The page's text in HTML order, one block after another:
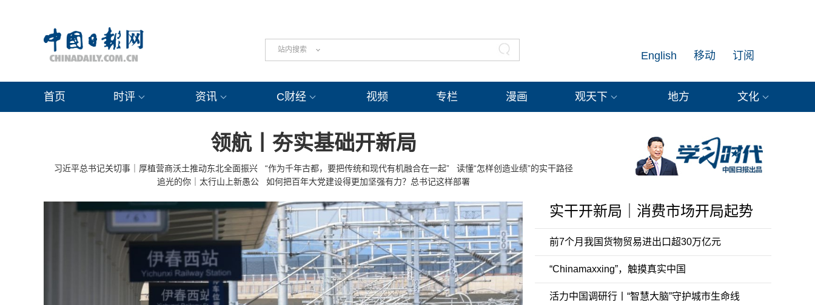
站内搜索 订阅
移动
English
首页 时评 资讯 C财经 视频 专栏 漫画 观天下 地方 文化
领航丨夯实基础开新局
习近平总书记关切事｜厚植营商沃土推动东北全面振兴 “作为千年古都，要把传统和现代有机融合在一起”
读懂“怎样创造业绩”的实干路径
追光的你｜太行山上新愚公
如何把百年大党建设得更加坚强有力？总书记这样部署
实干开新局｜消费市场开局起势
前7个月我国货物贸易进出口超30万亿元
“Chinamaxxing”，触摸真实中国
活力中国调研行丨“智慧大脑”守护城市生命线